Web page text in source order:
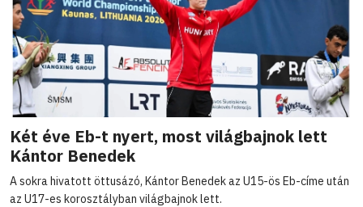
Két éve Eb-t nyert, most világbajnok lett
Kántor Benedek
A sokra hivatott öttusázó, Kántor Benedek az U15-ös Eb-címe után
az U17-es korosztályban világbajnok lett.